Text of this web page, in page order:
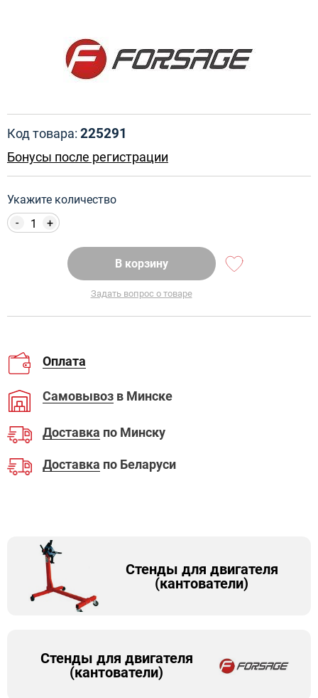
Код товара: 225291
Бонусы после регистрации
Укажите количество
+
-
В корзину
Задать вопрос о товаре
Оплата
Самовывоз в Минске
Доставка по Минску
Доставка по Беларуси
Стенды для двигателя
(кантователи)
Стенды для двигателя
(кантователи)